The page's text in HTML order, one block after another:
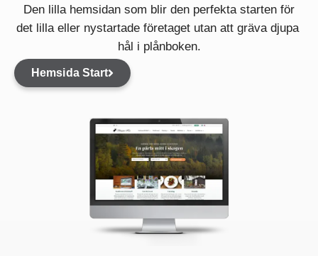
Den lilla hemsidan som blir den perfekta starten för
det lilla eller nystartade företaget utan att gräva djupa
hål i plånboken.
Hemsida Start